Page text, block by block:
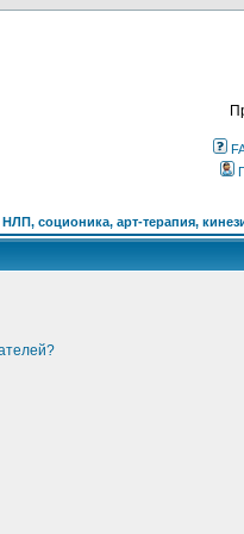
соционика, арт-терапия,